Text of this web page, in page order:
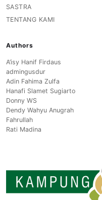
SASTRA
TENTANG KAMI
Authors
A’isy Hanif Firdaus
admingusdur
Adin Fahima Zulfa
Hanafi Slamet Sugiarto
Donny WS
Dendy Wahyu Anugrah
Fahrullah
Rati Madina